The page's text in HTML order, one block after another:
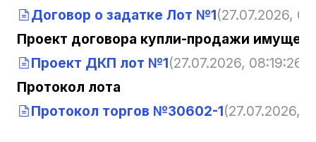
Договор о задатке Лот №1(27.07.2026,
Проект договора купли-продажи
Проект ДКП лот №1(27.07.2026, 08:19:26)
Протокол лота
Протокол торгов №30602-1(27.07.2026,